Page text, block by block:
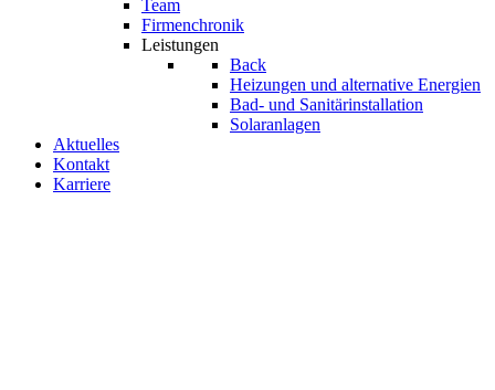
Team
Firmenchronik
Leistungen
Back
Heizungen und alternative Energien
Bad- und Sanitär­­instal­­lation
Solaranlagen
Aktuelles
Kontakt
Karriere